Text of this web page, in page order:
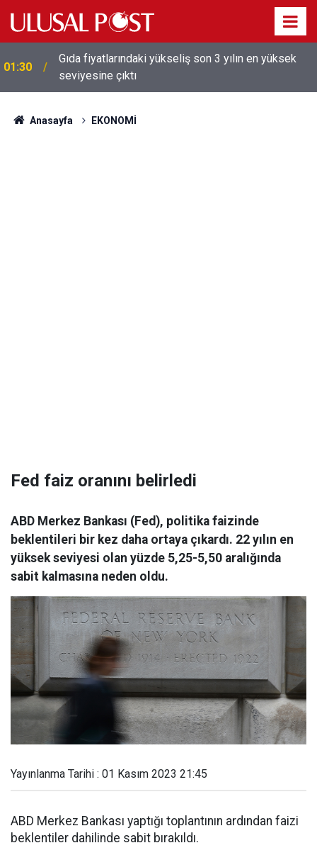
01:26
Galatasaray'dan sekiz kişi hakkında savcılığa suç
duyurusu
Anasayfa EKONOMİ
Fed faiz oranını belirledi
ABD Merkez Bankası (Fed), politika faizinde
beklentileri bir kez daha ortaya çıkardı. 22 yılın en
yüksek seviyesi olan yüzde 5,25-5,50 aralığında
sabit kalmasına neden oldu.
Yayınlanma Tarihi : 01 Kasım 2023 21:45
ABD Merkez Bankası yaptığı toplantının ardından faizi
beklentiler dahilinde sabit bırakıldı.